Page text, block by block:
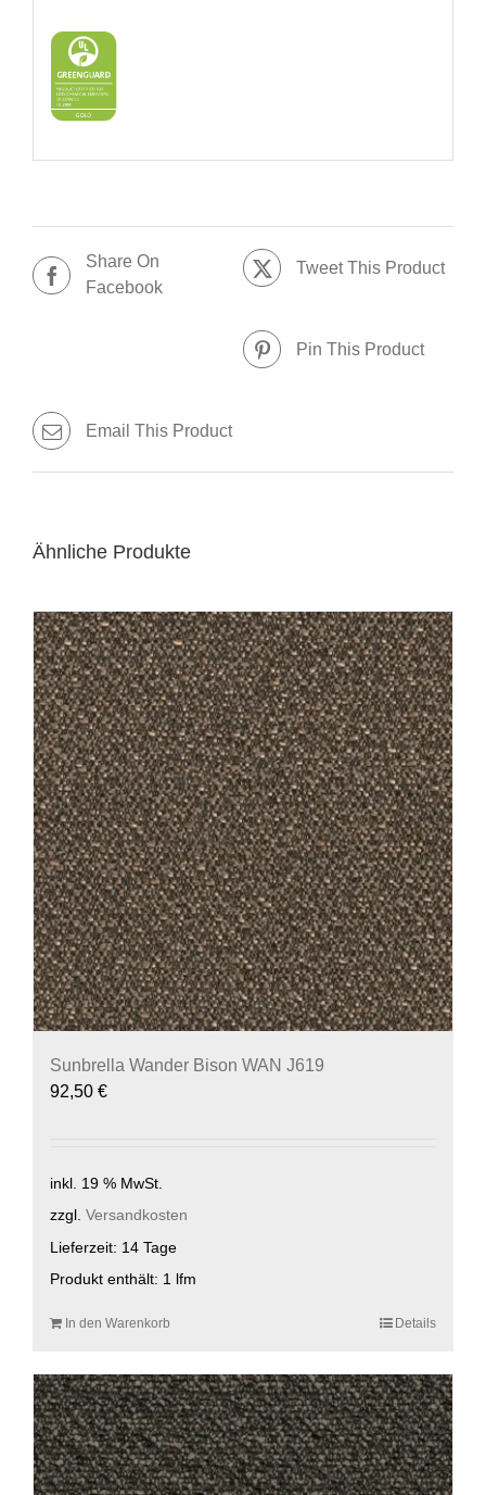
Share On
Facebook
Tweet This Product
Pin This Product
Email This Product
Ähnliche Produkte
Sunbrella Wander Bison WAN J619
92,50 €
inkl. 19 % MwSt.
zzgl. Versandkosten
Lieferzeit: 14 Tage
Produkt enthält: 1 lfm
In den Warenkorb Details